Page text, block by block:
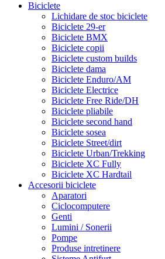
Biciclete
Lichidare de stoc biciclete
Biciclete 29-er
Biciclete BMX
Biciclete copii
Biciclete custom builds
Biciclete dama
Biciclete Enduro/AM
Biciclete Electrice
Biciclete Free Ride/DH
Biciclete pliabile
Biciclete second hand
Biciclete sosea
Biciclete Street/dirt
Biciclete Urban/Trekking
Biciclete XC Fully
Biciclete XC Hardtail
Accesorii biciclete
Aparatori
Ciclocomputere
Genti
Lumini / Sonerii
Pompe
Produse intretinere